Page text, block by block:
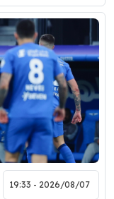
2026/08/07 - 19:33